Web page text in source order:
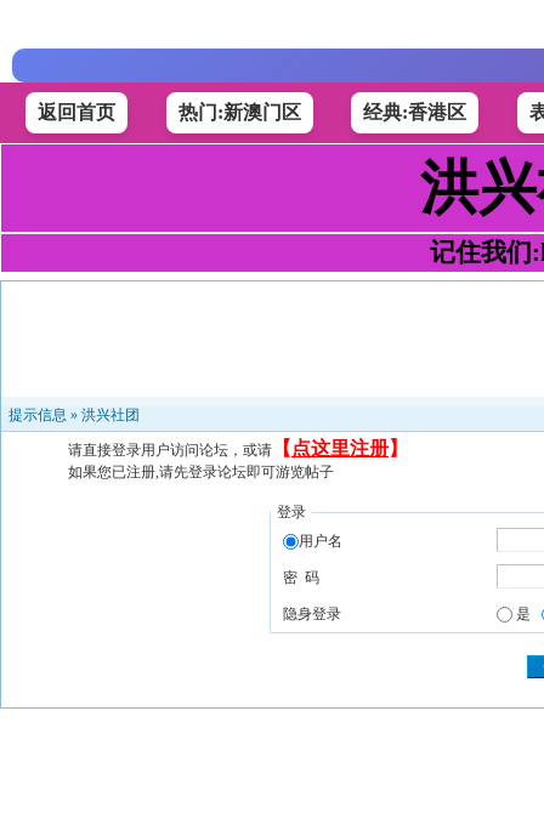
返回首页 热门:新澳门区 经典:香港区
洪
记住我们
提示信息 » 洪兴社团
请直接登录用户访问论坛，或请 【 点这里注册】
如果您已注册,请先登录论坛即可游览帖子
登录
用户名
密 码
隐身登录 是